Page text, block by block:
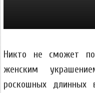
Никто не сможет
женским
роскошных длинных